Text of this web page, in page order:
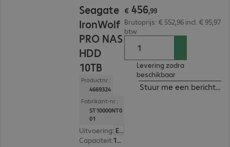
Seagate
IronWolf
PRO NAS
HDD
10TB
Productnr.:
4669324
Fabrikant-nr.:
ST10000NT0
01
Uitvoering: Europa
Capaciteit: 10 TB
€ 456,99
Brutoprijs: € 552,96 incl. € 95,97
btw
Levering zodra
beschikbaar
Stuur me een bericht